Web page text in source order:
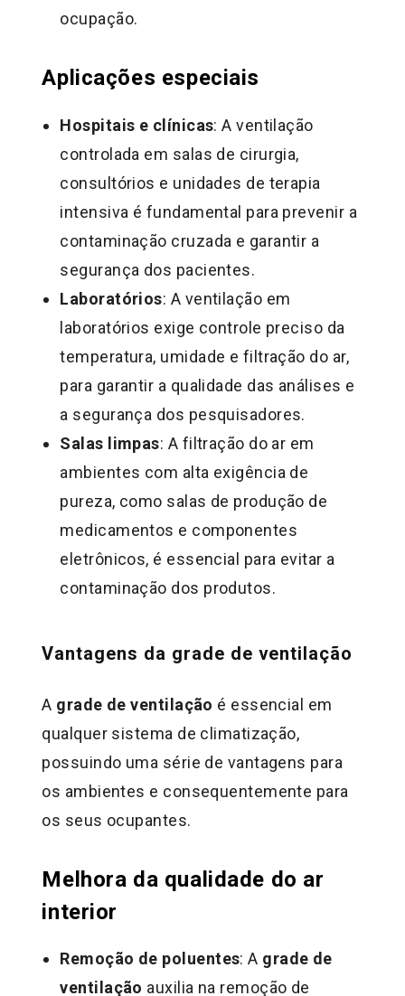
ocupação.
Aplicações especiais
Hospitais e clínicas: A ventilação
controlada em salas de cirurgia,
consultórios e unidades de terapia
intensiva é fundamental para prevenir a
contaminação cruzada e garantir a
segurança dos pacientes.
Laboratórios: A ventilação em
laboratórios exige controle preciso da
temperatura, umidade e filtração do ar,
para garantir a qualidade das análises e
a segurança dos pesquisadores.
Salas limpas: A filtração do ar em
ambientes com alta exigência de
pureza, como salas de produção de
medicamentos e componentes
eletrônicos, é essencial para evitar a
contaminação dos produtos.
Vantagens da grade de ventilação
A grade de ventilação é essencial em
qualquer sistema de climatização,
possuindo uma série de vantagens para
os ambientes e consequentemente para
os seus ocupantes.
Melhora da qualidade do ar
interior
Remoção de poluentes: A grade de
ventilação auxilia na remoção de